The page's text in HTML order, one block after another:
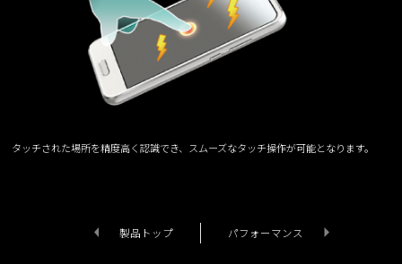
タッチされた場所を精度高く認識でき、スムーズなタッチ操作が可能となります。
製品トップ パフォーマンス